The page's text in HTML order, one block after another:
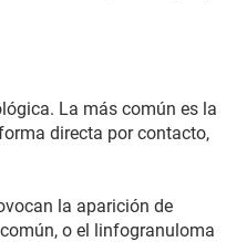
La más común es la
directa por contacto,
la aparición de
o el linfogranuloma